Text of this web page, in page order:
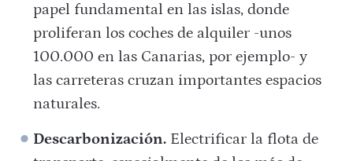
papel fundamental en las islas, donde
proliferan los coches de alquiler -unos
100.000 en las Canarias, por ejemplo- y
las carreteras cruzan importantes espacios
naturales.
Descarbonización. Electrificar la flota de